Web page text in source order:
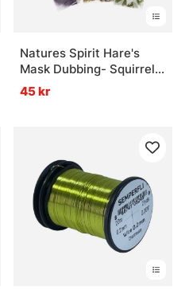
Natures Spirit Hare's
Mask Dubbing- Squirrel
Blend
45 kr